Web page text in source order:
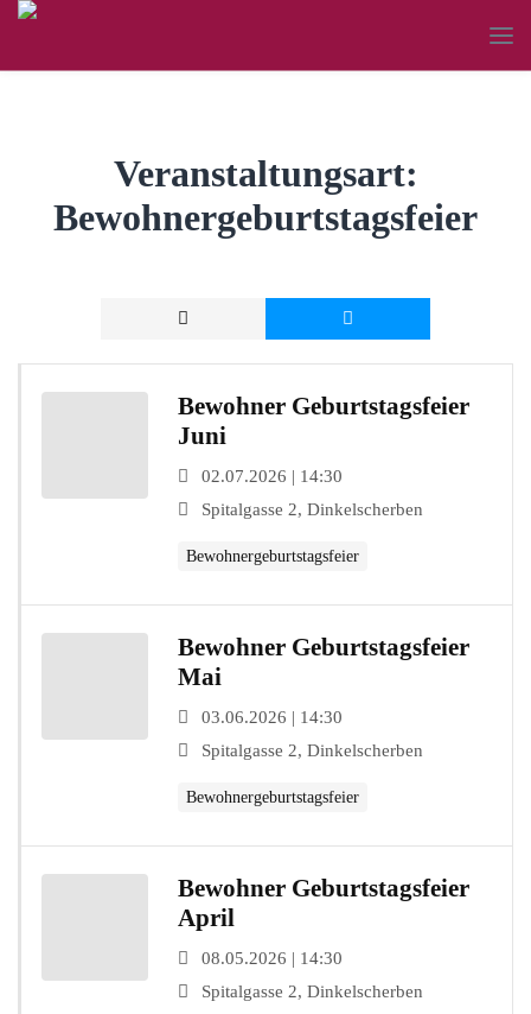
Veranstaltungsart:
Bewohnergeburtstagsfeier
Bewohner Geburtstagsfeier
Juni
02.07.2026 | 14:30
Spitalgasse 2, Dinkelscherben
Bewohnergeburtstagsfeier
Bewohner Geburtstagsfeier
Mai
03.06.2026 | 14:30
Spitalgasse 2, Dinkelscherben
Bewohnergeburtstagsfeier
Bewohner Geburtstagsfeier
April
08.05.2026 | 14:30
Spitalgasse 2, Dinkelscherben